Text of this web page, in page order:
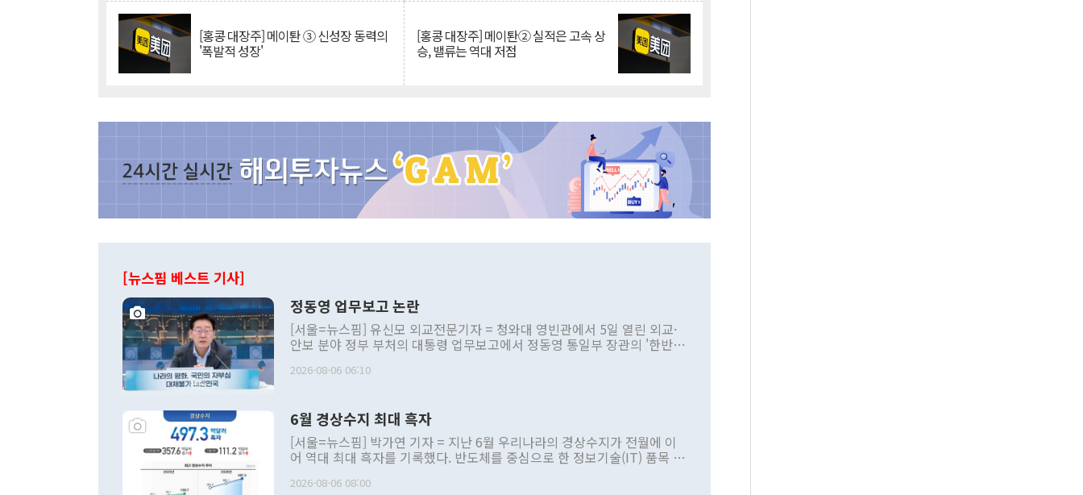
[홍콩 대장주] 메이퇀 ③ 신성장 동력의
'폭발적 성장'
[홍콩 대장주] 메이퇀② 실적은 고속 상
승, 밸류는 역대 저점
[뉴스핌 베스트 기사]
정동영 업무보고 논란
[서울=뉴스핌] 유신모 외교전문기자 = 청와대 영빈관에서 5일 열린 외교·
안보 분야 정부 부처의 대통령 업무보고에서 정동영 통일부 장관의 '한반도
발언 중에는 정부 내 조율을 거치지 않은 사안을 정책으로 추진하겠다고 공
주의적 희망에 근거한 비현실적 구상'이라는 비판을 내놨다. 그동안 정 장
관의 대북 정책 관련 발언이 물의를 빚은 적은 여러 번 있지만 대통령과 유
관 부처 장관이 공개적으로 부정적 입장을 표명한 것은 이례적이다. 정 장
관의 무리한 대북 접근법과 월권을 제어해야 한다는 목소리도 높아지고 있
다. [정동영 통일부 장관이 지난달 23일 오후 서울 종로구 정부서울청사에
2026-08-06 06:10
6월 경상수지 최대 흑자
[서울=뉴스핌] 박가연 기자 = 지난 6월 우리나라의 경상수지가 전월에 이
어 역대 최대 흑자를 기록했다. 반도체를 중심으로 한 정보기술(IT) 품목 수
료=한국은행] 한국은행이 6일 발표한 '2026년 6월 국제수지(잠정)'에 따르
2026-08-06 08:00